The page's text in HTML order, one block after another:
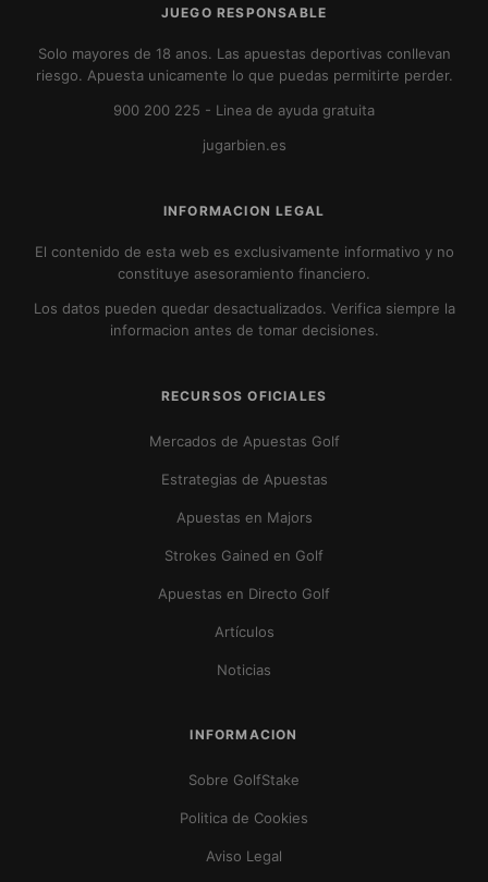
JUEGO RESPONSABLE
Solo mayores de 18 anos. Las apuestas deportivas conllevan
riesgo. Apuesta unicamente lo que puedas permitirte perder.
900 200 225 - Linea de ayuda gratuita
jugarbien.es
INFORMACION LEGAL
El contenido de esta web es exclusivamente informativo y no
constituye asesoramiento financiero.
Los datos pueden quedar desactualizados. Verifica siempre la
informacion antes de tomar decisiones.
RECURSOS OFICIALES
Mercados de Apuestas Golf
Estrategias de Apuestas
Apuestas en Majors
Strokes Gained en Golf
Apuestas en Directo Golf
Artículos
Noticias
INFORMACION
Sobre GolfStake
Politica de Cookies
Aviso Legal